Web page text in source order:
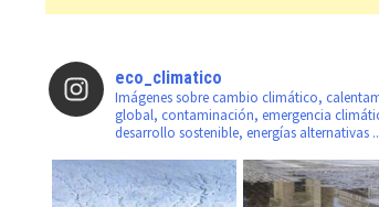
eco_climatico
Imágenes sobre cambio climático,
global, contaminación, emergencia
desarrollo sostenible, energías alternativas